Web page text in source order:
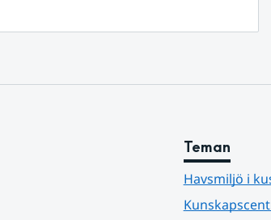
Teman
Havsmiljö i